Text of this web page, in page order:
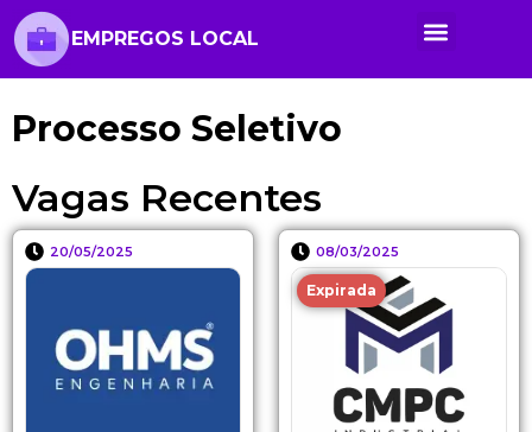
EMPREGOS LOCAL
Processo Seletivo
Vagas Recentes
20/05/2025 08/03/2025
Expirada